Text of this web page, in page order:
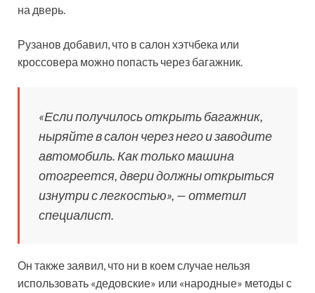
на дверь.
Рузанов добавил, что в салон хэтчбека или
кроссовера можно попасть через багажник.
«Если получилось открыть багажник,
ныряйте в салон через него и заводите
автомобиль. Как только машина
отогреется, двери должны открыться
изнутри с легкостью», — отметил
специалист.
Он также заявил, что ни в коем случае нельзя
использовать «дедовские» или «народные» методы с